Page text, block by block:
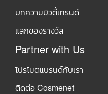
บทความบิวตี้เทรนด์
แลกของรางวัล
Partner with Us
โปรโมตแบรนด์กับเรา
ติดต่อ Cosmenet